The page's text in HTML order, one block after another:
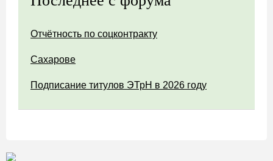
Отчётность по соцконтракту
Сахарове
Подписание титулов ЭТрН в 2026 году